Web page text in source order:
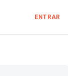
ENTRAR